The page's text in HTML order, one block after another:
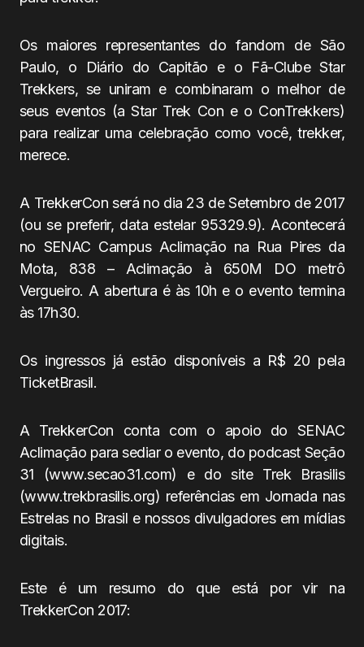
Os maiores representantes do fandom de São
Paulo, o Diário do Capitão e o Fã-Clube Star
Trekkers, se uniram e combinaram o melhor de
seus eventos (a Star Trek Con e o ConTrekkers)
para realizar uma celebração como você, trekker,
merece.
A TrekkerCon será no dia 23 de Setembro de 2017
(ou se preferir, data estelar 95329.9). Acontecerá
no SENAC Campus Aclimação na Rua Pires da
Mota, 838 – Aclimação à 650M DO metrô
Vergueiro. A abertura é às 10h e o evento termina
às 17h30.
Os ingressos já estão disponíveis a R$ 20 pela
TicketBrasil.
A TrekkerCon conta com o apoio do SENAC
Aclimação para sediar o evento, do podcast Seção
31 (www.secao31.com) e do site Trek Brasilis
(www.trekbrasilis.org) referências em Jornada nas
Estrelas no Brasil e nossos divulgadores em mídias
digitais.
Este é um resumo do que está por vir na
TrekkerCon 2017: